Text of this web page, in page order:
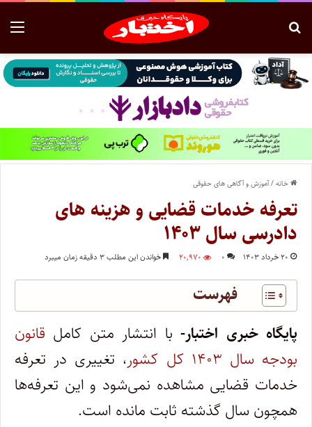
خانه/آموزش و آگاهی های حقوقی
تعرفه خدمات قضایی و هزینه‌ های
دادرسی سال ۱۴۰۳
۲۰ خرداد ۱۴۰۳ ۰ ۲۰,۹۷۰ خواندن این مطلب ۳ دقیقه زمان میبرد
فهرست
پایگاه خبری اختبار-با انتشار متن کامل قانون
بودجه سال ۱۴۰۳ کل کشور
، تغییری در تعرفه
خدمات قضایی مشاهده نمی‌شود و این تعرفه‌ها
همچون سال گذشته ثابت مانده است.